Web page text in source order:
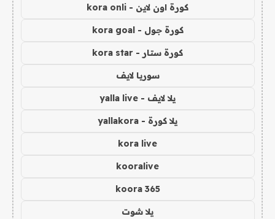
كورة اون لاين - kora onli
كورة جول - kora goal
كورة ستار - kora star
سوريا لايف
يلا لايف - yalla live
يلا كورة - yallakora
kora live
kooralive
koora 365
يلا شوت